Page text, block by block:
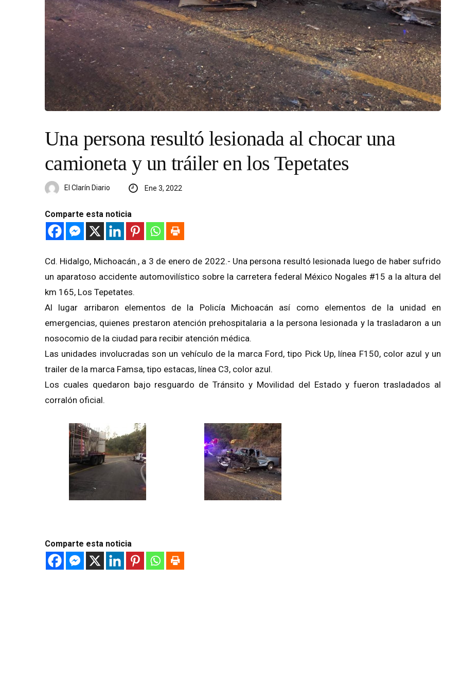
Una persona resultó lesionada al chocar una
camioneta y un tráiler en los Tepetates
El Clarín Diario Ene 3, 2022
Comparte esta noticia
Cd. Hidalgo, Michoacán., a 3 de enero de 2022.- Una persona resultó lesionada luego de haber sufrido
un aparatoso accidente automovilístico sobre la carretera federal México Nogales #15 a la altura del
km 165, Los Tepetates.
Al lugar arribaron elementos de la Policía Michoacán así como elementos de la unidad en
emergencias, quienes prestaron atención prehospitalaria a la persona lesionada y la trasladaron a un
nosocomio de la ciudad para recibir atención médica.
Las unidades involucradas son un vehículo de la marca Ford, tipo Pick Up, línea F150, color azul y un
trailer de la marca Famsa, tipo estacas, línea C3, color azul.
Los cuales quedaron bajo resguardo de Tránsito y Movilidad del Estado y fueron trasladados al
corralón oficial.
Comparte esta noticia